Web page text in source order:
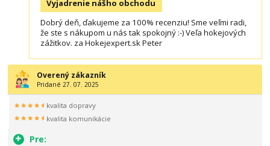
Vyjadrenie nášho obchodu
Dobrý deň, ďakujeme za 100% recenziu! Sme veľmi radi,
že ste s nákupom u nás tak spokojný :-) Veľa hokejových
zážitkov. za Hokejexpert.sk Peter
Overený zákazník
Pridané 27. 07. 2025
Pre:
kvalita dopravy
kvalita komunikácie